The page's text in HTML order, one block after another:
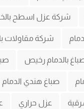
شركة عزل اسطح
شركة مقاولات
بالدمام رخيص
صباغ هندي الدمام
عزل حراري